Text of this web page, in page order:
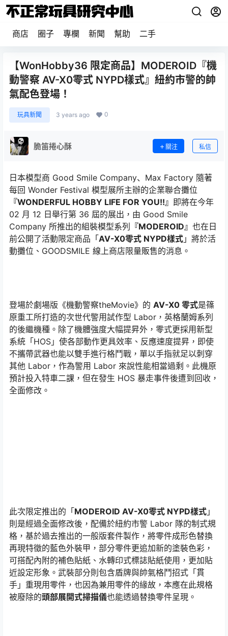
商店 圈子 專欄 新聞 幫助 二手
【WonHobby36 限定商品】MODEROID『機
動警察 AV-X0零式 NYPD樣式』紐約市警的帥
氣配色登場！
玩具新聞 3 years ago 0
脆笛捲心酥 關注 私信
日本模型商 Good Smile Company、Max Factory 隨著
每回 Wonder Festival 模型展所主辦的企業聯合攤位
『WONDERFUL HOBBY LIFE FOR YOU!!』 即將在今年
02 月 12 日舉行第 36 屆的展出，由 Good Smile
Company 所推出的組裝模型系列
『MODEROID』 也在日
前公開了活動限定商品「AV-X0零式 NYPD樣式 」將於活
動攤位、GOODSMILE 線上商店限量販售的消息。
登場於劇場版《機動警察theMovie》的 AV-X0 零式是篠
原重工所打造的次世代警用試作型 Labor，英格蘭姆系列
的後繼機種。除了機體強度大幅提昇外，零式更採用新型
系統「HOS」使各部動作更具效率、反應速度提昇，即使
不攜帶武器也能以雙手進行格鬥戰，單以手指就足以刺穿
其他 Labor，作為警用 Labor 來說性能相當過剩。此機原
預計投入特車二課，但在發生 HOS 暴走事件後遭到回收，
全面修改。
此次限定推出的「MODEROID AV-X0零式 NYPD樣式 」
則是經過全面修改後，配備於紐約市警 Labor 隊的制式規
格，基於過去推出的一般版套件製作，將零件成形色替換
再現特徵的藍色外裝甲，部分零件更追加新的塗裝色彩，
可搭配內附的補色貼紙、水轉印式標誌貼紙使用，更加貼
近設定形象。武裝部分則包含盾牌與帥氣格鬥招式「貫
手」重現用零件，也因為兼用零件的緣故，本應在此規格
被廢除的頭部展開式掃描儀也能透過替換零件呈現。